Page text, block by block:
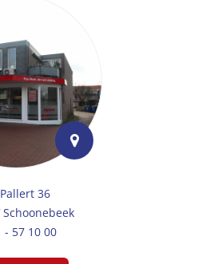
36
Schoonebeek
- 57 10 00